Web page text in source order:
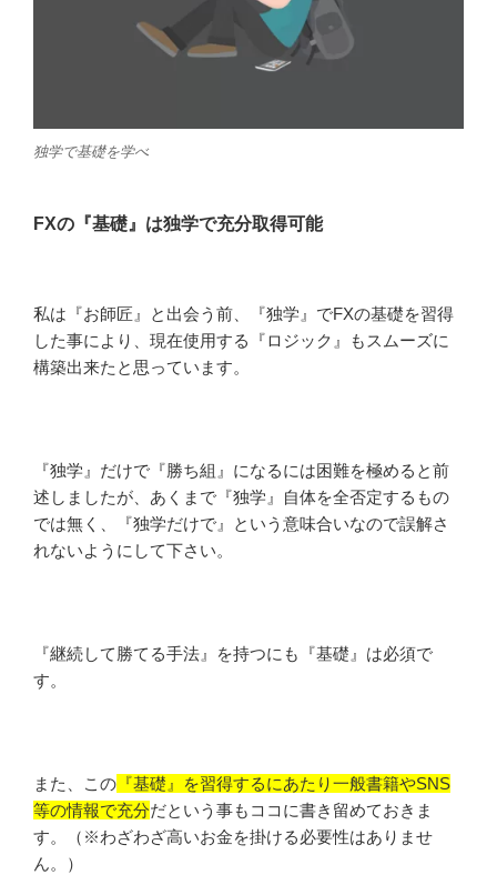
独学で基礎を学べ
FXの『基礎』は独学で充分取得可能
私は『お師匠』と出会う前、『独学』でFXの基礎を習得
した事により、現在使用する『ロジック』もスムーズに
構築出来たと思っています。
『独学』だけで『勝ち組』になるには困難を極めると前
述しましたが、あくまで『独学』自体を全否定するもの
では無く、『独学だけで』という意味合いなので誤解さ
れないようにして下さい。
『継続して勝てる手法』を持つにも『基礎』は必須で
す。
また、この 『基礎』を習得するにあたり一般書籍やSNS
等の情報で充分だという事もココに書き留めておきま
す。（※わざわざ高いお金を掛ける必要性はありませ
ん。）